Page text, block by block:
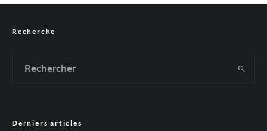
Recherche
Derniers articles